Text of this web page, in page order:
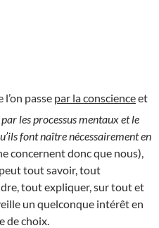
l’on passe par la conscienceet
par les processus mentaux et le
font naître nécessairement en
concernent donc que nous),
tout savoir, tout
tout expliquer, sur tout et
un quelconque intérêt en
de choix.